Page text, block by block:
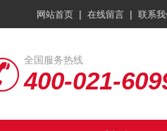
网站首页 | 在线留言 | 联系
全国服务热线
400-021-